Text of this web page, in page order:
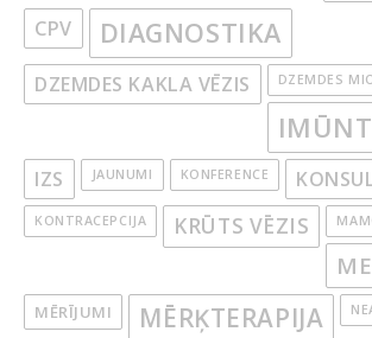
CPV DIAGNOSTIKA
DZEMDES KAKLA VĒZIS DZEMDES
IZS JAUNUMI KONFERENCE
KONTRACEPCIJA KRŪTS VĒZIS
MĒRĪJUMI MĒRĶTERAPIJA